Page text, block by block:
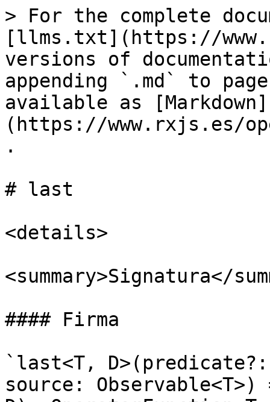
> For the complete
[llms.txt](https://
versions of
appending `.md` to
available as [Markdown]
(https://www.rxjs.es/
.
# last
<details>
<summary>Signatura</
#### Firma
`last<T,
source: